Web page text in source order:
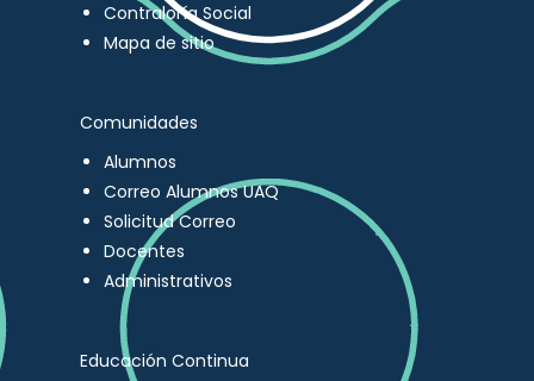
Contraloría Social
Mapa de sitio
Comunidades
Alumnos
Correo Alumnos UAQ
Solicitud Correo
Docentes
Administrativos
Educación Continua